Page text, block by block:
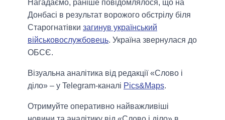
Нагадаємо, раніше повідомлялося, що на
Донбасі в результат ворожого обстрілу біля
Старогнатівки загинув український
військовослужбовець. Україна звернулася до
ОБСЄ.
Візуальна аналітика від редакції «Слово і
діло» – у Telegram-каналі Pics&Maps.
Отримуйте оперативно найважливіші